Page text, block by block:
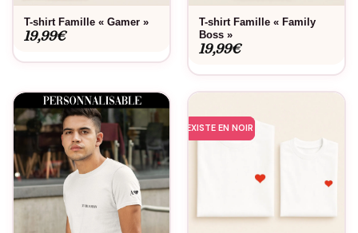
T-shirt Famille « Gamer »
19,99€
T-shirt Famille « Family
Boss »
19,99€
EXISTE EN NOIR